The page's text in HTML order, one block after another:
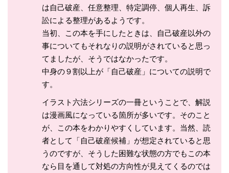
は自己破産、任意整理、特定調停、個人再生、訴
訟による整理があるようです。
当初、この本を手にしたときは、自己破産以外の
事についてもそれなりの説明がされていると思っ
てましたが、そうではなかったです。
中身の９割以上が「自己破産」についての説明で
す。
イラスト六法シリーズの一冊ということで、解説
は漫画風になっている箇所が多いです。そのこと
が、この本をわかりやすくしています。当然、読
者として「自己破産候補」が想定されていると思
うのですが、そうした困難な状態の方でもこの本
なら目を通して対処の方向性が見えてくるのでは